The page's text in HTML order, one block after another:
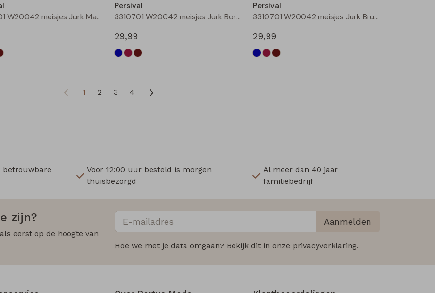
3310701 W20042 meisjes Jurk Marine
Persival
3310701 W20042 meisjes Jurk Bordeaux
29,99
Persival
3310701 W20042 meisjes Jurk Bruin donker
29,99
1 2 3 4
betrouwbare
Voor 12:00 uur besteld is morgen
thuisbezorgd
Al meer dan 40 jaar
familiebedrijf
zijn?
eerst op de hoogte van
Aanmelden
Hoe we met je data omgaan? Bekijk dit in onze privacyverklaring.